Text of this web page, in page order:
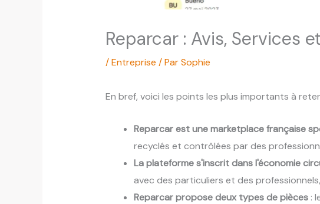
Reparcar : Avis, Services
/Entreprise / ParSophie
En bref, voici les points les plus importants à
Reparcar est une marketplace française
recyclés et contrôlées par des
La plateforme s'inscrit dans l'économie
avec des particuliers et des
Reparcar propose deux types de pièces: